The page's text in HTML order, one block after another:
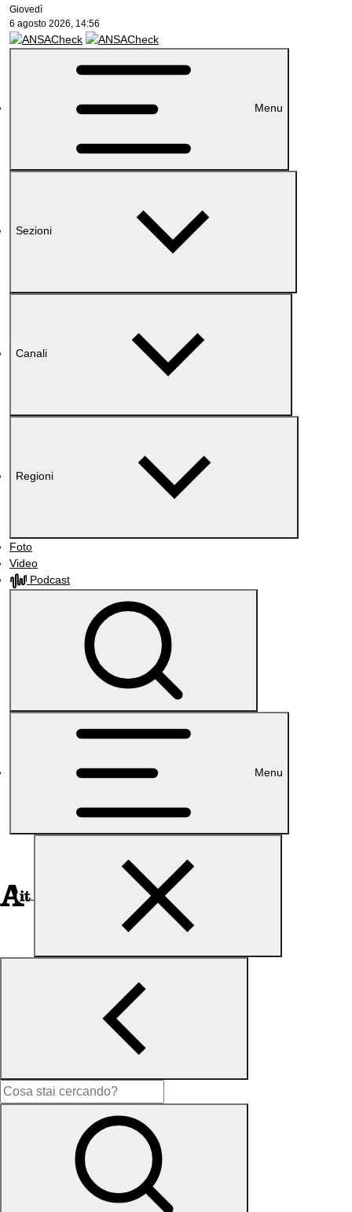
Giovedì
6 agosto 2026, 14:56
Menu
Sezioni
Canali
Regioni
Foto
Video
Podcast
Menu